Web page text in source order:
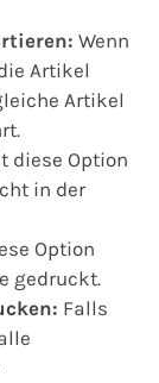
Wenn
Artikel
Artikel
diese Option
in der
Option
gedruckt.
Falls